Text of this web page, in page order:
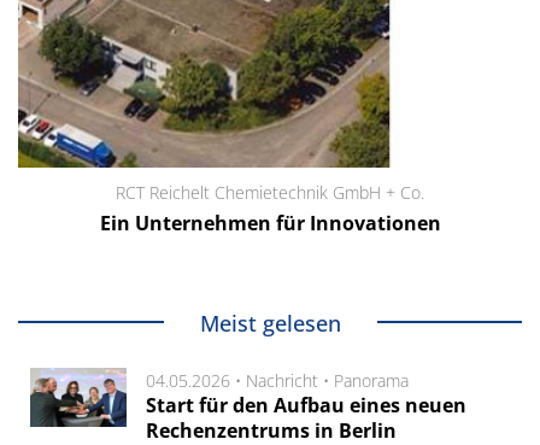
RCT Reichelt Chemietechnik GmbH + Co.
Ein Unternehmen für Innovationen
Meist gelesen
04.05.2026 • Nachricht • Panorama
Start für den Aufbau eines neuen
Rechenzentrums in Berlin